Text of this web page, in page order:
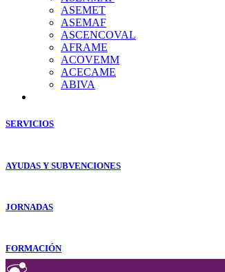
ASEMET
ASEMAF
ASCENCOVAL
AFRAME
ACOVEMM
ACECAME
ABIVA
SERVICIOS
AYUDAS Y SUBVENCIONES
JORNADAS
FORMACIÓN